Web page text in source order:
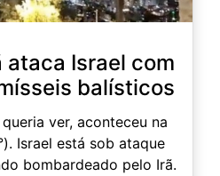
ataca Israel com
balísticos
ver, aconteceu na
Israel está sob ataque
bombardeado pelo Irã.